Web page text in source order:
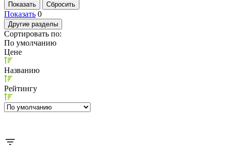
Показать 0
Другие разделы
Сортировать по:
По умолчанию
Цене
Названию
Рейтингу